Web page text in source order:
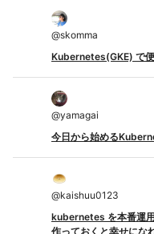
@skomma
Kubernetes(GKE) で
@yamagai
今日から始める
@kaishuu0123
kubernetes を本番運
作っておくと幸せにな